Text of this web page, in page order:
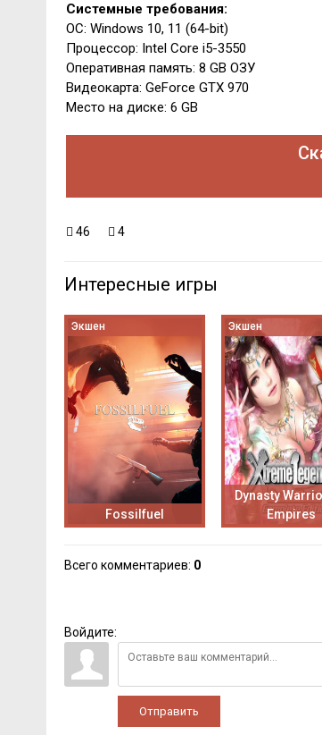
Системные требования:
ОС: Windows 10, 11 (64-bit)
Процессор: Intel Core i5-3550
Оперативная память: 8 GB ОЗУ
Видеокарта: GeForce GTX 970
Место на диске: 6 GB
46 4
Интересные игры
Экшен
Fossilfuel
Экшен
Dynasty
Empires
Всего комментариев: 0
Войдите:
Отправить